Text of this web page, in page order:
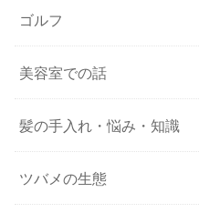
ゴルフ
美容室での話
髪の手入れ・悩み・知識
ツバメの生態